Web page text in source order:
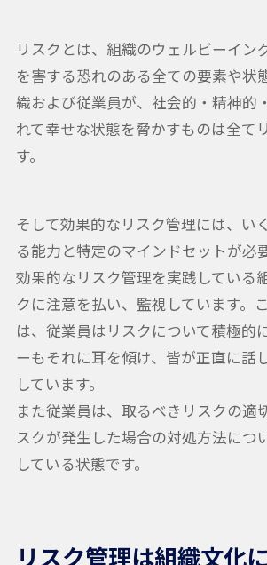
リスクとは、組織のウェルビーイン
を害する恐れのある全ての要素や状
織および従業員が、社会的・精神的
れて幸せな状態を脅かすものは全て
す。
そして効果的なリスク管理には、い
る能力と特定のマインドセットが必
効果的なリスク管理を実践している
クに注意を払い、監視しています。
は、従業員はリスクについて積極的
ーもそれに耳を傾け、皆が正直に話
しています。
また従業員は、取るべきリスクの適
スクが発生した場合の対処方法につ
している状態です。
リスク管理は組織文化